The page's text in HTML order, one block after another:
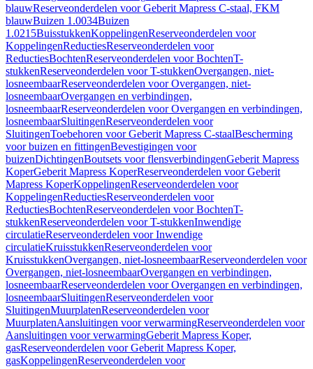
blauwReserveonderdelen voor Geberit Mapress C-staal, FKM
blauwBuizen 1.0034Buizen
1.0215BuisstukkenKoppelingenReserveonderdelen voor
KoppelingenReductiesReserveonderdelen voor
ReductiesBochtenReserveonderdelen voor BochtenT-
stukkenReserveonderdelen voor T-stukkenOvergangen, niet-
losneembaarReserveonderdelen voor Overgangen, niet-
losneembaarOvergangen en verbindingen,
losneembaarReserveonderdelen voor Overgangen en verbindingen,
losneembaarSluitingenReserveonderdelen voor
SluitingenToebehoren voor Geberit Mapress C-staalBescherming
voor buizen en fittingenBevestigingen voor
buizenDichtingenBoutsets voor flensverbindingenGeberit Mapress
KoperGeberit Mapress KoperReserveonderdelen voor Geberit
Mapress KoperKoppelingenReserveonderdelen voor
KoppelingenReductiesReserveonderdelen voor
ReductiesBochtenReserveonderdelen voor BochtenT-
stukkenReserveonderdelen voor T-stukkenInwendige
circulatieReserveonderdelen voor Inwendige
circulatieKruisstukkenReserveonderdelen voor
KruisstukkenOvergangen, niet-losneembaarReserveonderdelen voor
Overgangen, niet-losneembaarOvergangen en verbindingen,
losneembaarReserveonderdelen voor Overgangen en verbindingen,
losneembaarSluitingenReserveonderdelen voor
SluitingenMuurplatenReserveonderdelen voor
MuurplatenAansluitingen voor verwarmingReserveonderdelen voor
Aansluitingen voor verwarmingGeberit Mapress Koper,
gasReserveonderdelen voor Geberit Mapress Koper,
gasKoppelingenReserveonderdelen voor